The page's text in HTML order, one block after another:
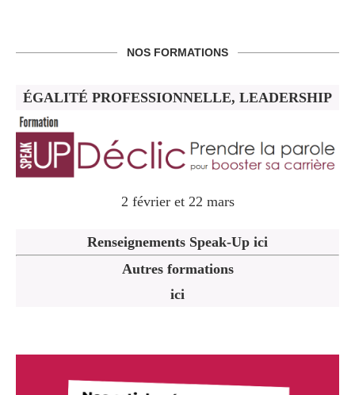
NOS FORMATIONS
ÉGALITÉ PROFESSIONNELLE, LEADERSHIP
2 février et 22 mars
Renseignements Speak-Up ici
Autres formations
ici